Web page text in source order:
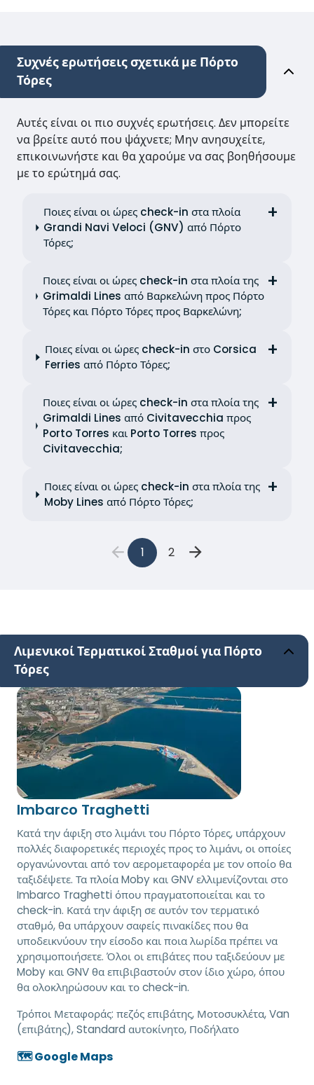
Συχνές ερωτήσεις σχετικά με Πόρτο
Τόρες
Αυτές είναι οι πιο συχνές ερωτήσεις. Δεν μπορείτε
να βρείτε αυτό που ψάχνετε; Μην ανησυχείτε,
επικοινωνήστε και θα χαρούμε να σας βοηθήσουμε
με το ερώτημά σας.
Ποιες είναι οι ώρες check-in στα πλοία
Grandi Navi Veloci (GNV) από Πόρτο
Τόρες;
Ποιες είναι οι ώρες check-in στα πλοία της
Grimaldi Lines από Βαρκελώνη προς Πόρτο
Τόρες και Πόρτο Τόρες προς Βαρκελώνη;
Ποιες είναι οι ώρες check-in στο Corsica
Ferries από Πόρτο Τόρες;
Ποιες είναι οι ώρες check-in στα πλοία της
Grimaldi Lines από Civitavecchia προς
Porto Torres και Porto Torres προς
Civitavecchia;
Ποιες είναι οι ώρες check-in στα πλοία της
Moby Lines από Πόρτο Τόρες;
1 2
Λιμενικοί Τερματικοί Σταθμοί για Πόρτο
Τόρες
Imbarco Traghetti
Κατά την άφιξη στο λιμάνι του Πόρτο Τόρες, υπάρχουν
πολλές διαφορετικές περιοχές προς το λιμάνι, οι οποίες
οργανώνονται από τον αερομεταφορέα με τον οποίο θα
ταξιδέψετε. Τα πλοία Moby και GNV ελλιμενίζονται στο
Imbarco Traghetti όπου πραγματοποιείται και το
check-in. Κατά την άφιξη σε αυτόν τον τερματικό
σταθμό, θα υπάρχουν σαφείς πινακίδες που θα
υποδεικνύουν την είσοδο και ποια λωρίδα πρέπει να
χρησιμοποιήσετε. Όλοι οι επιβάτες που ταξιδεύουν με
Moby και GNV θα επιβιβαστούν στον ίδιο χώρο, όπου
θα ολοκληρώσουν και το check-in.
Τρόποι Μεταφοράς: πεζός επιβάτης, Μοτοσυκλέτα, Van
(επιβάτης), Standard αυτοκίνητο, Ποδήλατο
🗺️ Google Maps